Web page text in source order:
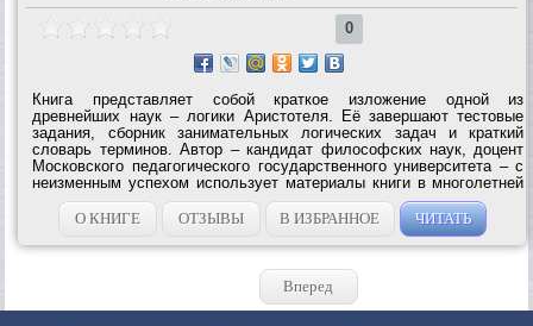
0
Книга представляет собой краткое изложение одной из
древнейших наук – логики Аристотеля. Её завершают тестовые
задания, сборник занимательных логических задач и краткий
словарь терминов. Автор – кандидат философских наук, доцент
Московского педагогического государственного университета – с
неизменным успехом использует материалы книги в многолетней
преподавательской практике. Книга адресована учащимся
старших классов...
О КНИГЕ ОТЗЫВЫ В ИЗБРАННОЕ ЧИТАТЬ
Вперед